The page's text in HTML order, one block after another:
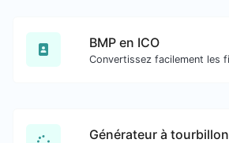
BMP en ICO
Générateur à tourbillon